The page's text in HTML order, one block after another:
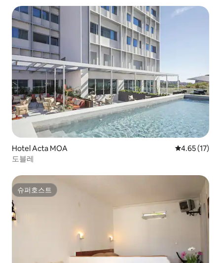
Hotel Acta MOA 평점 4.65점
4.65 (17)
도블레
슈퍼호스트
슈퍼호스트